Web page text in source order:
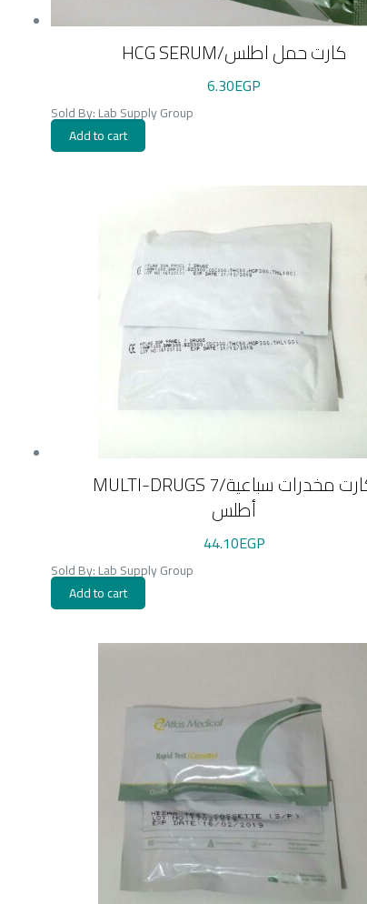
HCG SERUM/كارت حمل اطلس
6.30EGP
Sold By: Lab Supply Group
Add to cart
MULTI-DRUGS 7/كارت مخدرات سباعية
أطلس
44.10EGP
Sold By: Lab Supply Group
Add to cart